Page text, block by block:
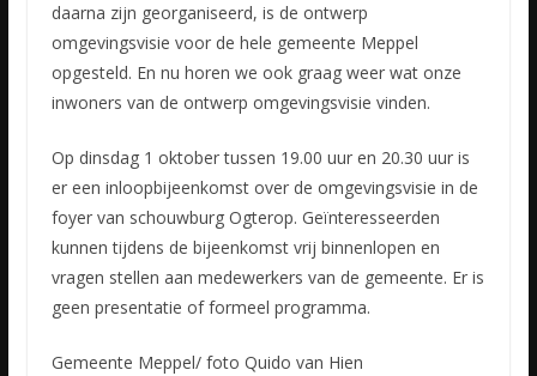
daarna zijn georganiseerd, is de ontwerp
omgevingsvisie voor de hele gemeente Meppel
opgesteld. En nu horen we ook graag weer wat onze
inwoners van de ontwerp omgevingsvisie vinden.
Op dinsdag 1 oktober tussen 19.00 uur en 20.30 uur is
er een inloopbijeenkomst over de omgevingsvisie in de
foyer van schouwburg Ogterop. Geïnteresseerden
kunnen tijdens de bijeenkomst vrij binnenlopen en
vragen stellen aan medewerkers van de gemeente. Er is
geen presentatie of formeel programma.
Gemeente Meppel/ foto Quido van Hien